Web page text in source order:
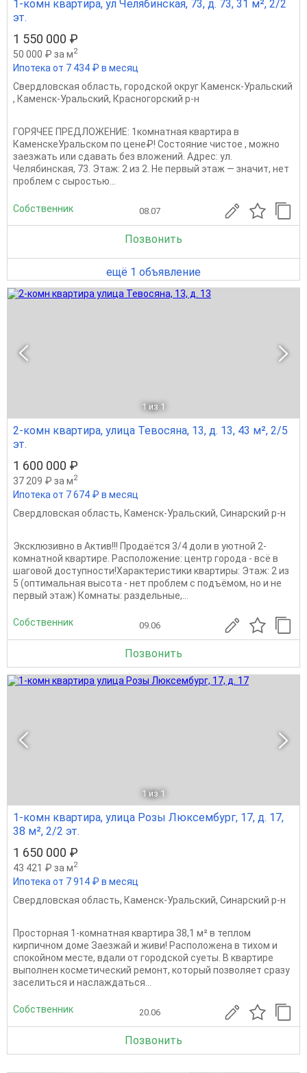
1-комн квартира, ул Челябинская, 73, д. 73, 31 м², 2/2
эт.
1 550 000 ₽
50 000 ₽ за м2
Ипотека от 7 434 ₽ в месяц
Свердловская область, городской округ Каменск-Уральский
, Каменск-Уральский, Красногорский р-н
ГОРЯЧЕЕ ПРЕДЛОЖЕНИЕ: 1комнатная квартира в
КаменскеУральском по цене₽! Состояние чистое , можно
заезжать или сдавать без вложений. Адрес: ул.
Челябинская, 73. Этаж: 2 из 2. Не первый этаж — значит, нет
проблем с сыростью...
Собственник 08.07
Позвонить
ещё 1 объявление
1 из 1
2-комн квартира, улица Тевосяна, 13, д. 13, 43 м², 2/5
эт.
1 600 000 ₽
37 209 ₽ за м2
Ипотека от 7 674 ₽ в месяц
Свердловская область, Каменск-Уральский, Синарский р-н
Эксклюзивно в Актив!!! Продаётся 3/4 доли в уютной 2-
комнатной квартире. Расположение: центр города - всё в
шаговой доступности!Характеристики квартиры: Этаж: 2 из
5 (оптимальная высота - нет проблем с подъёмом, но и не
первый этаж) Комнаты: раздельные,...
Собственник 09.06
Позвонить
1 из 1
1-комн квартира, улица Розы Люксембург, 17, д. 17,
38 м², 2/2 эт.
1 650 000 ₽
43 421 ₽ за м2
Ипотека от 7 914 ₽ в месяц
Свердловская область, Каменск-Уральский, Синарский р-н
Просторная 1-комнатная квартира 38,1 м² в теплом
кирпичном доме Заезжай и живи! Расположена в тихом и
спокойном месте, вдали от городской суеты. В квартире
выполнен косметический ремонт, который позволяет сразу
заселиться и наслаждаться...
Собственник 20.06
Позвонить